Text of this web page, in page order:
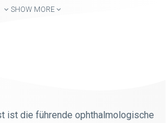
SHOW MORE
ist die führende ophthalmologische